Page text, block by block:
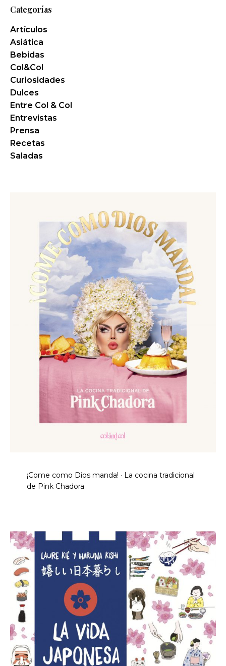
Categorías
Artículos
Asiática
Bebidas
Col&Col
Curiosidades
Dulces
Entre Col & Col
Entrevistas
Prensa
Recetas
Saladas
¡Come como Dios manda! · La cocina tradicional
de Pink Chadora